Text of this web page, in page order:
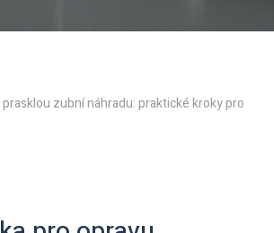
zubní náhradu: praktické kroky pro